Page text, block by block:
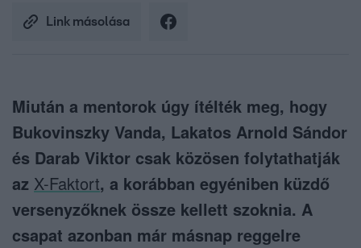
Link másolása
Miután a mentorok úgy ítélték meg, hogy
Bukovinszky Vanda, Lakatos Arnold Sándor
és Darab Viktor csak közösen folytathatják
az X-Faktort, a korábban egyéniben küzdő
versenyzőknek össze kellett szoknia. A
csapat azonban már másnap reggelre